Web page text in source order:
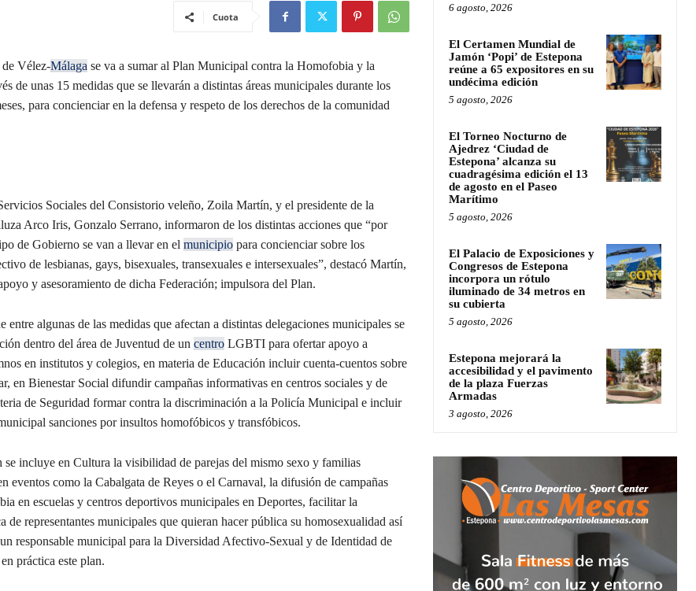
Cuota
Vélez-Málaga se va a sumar al Plan Municipal contra la Homofobia y la
de unas 15 medidas que se llevarán a distintas áreas municipales durante los
para concienciar en la defensa y respeto de los derechos de la comunidad
Sociales del Consistorio veleño, Zoila Martín, y el presidente de la
Arco Iris, Gonzalo Serrano, informaron de los distintas acciones que “por
de Gobierno se van a llevar en el municipiopara concienciar sobre los
de lesbianas, gays, bisexuales, transexuales e intersexuales”, destacó Martín,
y asesoramiento de dicha Federación; impulsora del Plan.
entre algunas de las medidas que afectan a distintas delegaciones municipales se
dentro del área de Juventud de un centroLGBTI para ofertar apoyo a
en institutos y colegios, en materia de Educación incluir cuenta-cuentos sobre
en Bienestar Social difundir campañas informativas en centros sociales y de
de Seguridad formar contra la discriminación a la Policía Municipal e incluir
sanciones por insultos homofóbicos y transfóbicos.
se incluye en Cultura la visibilidad de parejas del mismo sexo y familias
eventos como la Cabalgata de Reyes o el Carnaval, la difusión de campañas
en escuelas y centros deportivos municipales en Deportes, facilitar la
de representantes municipales que quieran hacer pública su homosexualidad así
responsable municipal para la Diversidad Afectivo-Sexual y de Identidad de
práctica este plan.
6 agosto, 2026
El Certamen Mundial de
Jamón ‘Popi’ de Estepona
reúne a 65 expositores en su
undécima edición
5 agosto, 2026
El Torneo Nocturno de
Ajedrez ‘Ciudad de
Estepona’ alcanza su
cuadragésima edición el 13
de agosto en el Paseo
Marítimo
5 agosto, 2026
El Palacio de Exposiciones y
Congresos de Estepona
incorpora un rótulo
iluminado de 34 metros en
su cubierta
5 agosto, 2026
Estepona mejorará la
accesibilidad y el pavimento
de la plaza Fuerzas
Armadas
3 agosto, 2026